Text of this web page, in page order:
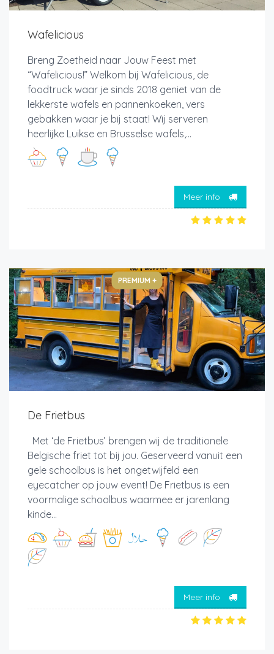
Wafelicious
Breng Zoetheid naar Jouw Feest met
“Wafelicious!” Welkom bij Wafelicious, de
foodtruck waar je sinds 2018 geniet van de
lekkerste wafels en pannenkoeken, vers
gebakken waar je bij staat! Wij serveren
heerlijke Luikse en Brusselse wafels,...
Meer info
PREMIUM +
De Frietbus
Met ‘de Frietbus’ brengen wij de traditionele
Belgische friet tot bij jou. Geserveerd vanuit een
gele schoolbus is het ongetwijfeld een
eyecatcher op jouw event! De Frietbus is een
voormalige schoolbus waarmee er jarenlang
kinde...
Meer info